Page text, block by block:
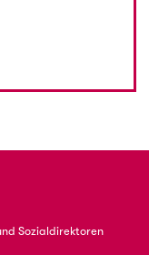
Sozialdirektoren